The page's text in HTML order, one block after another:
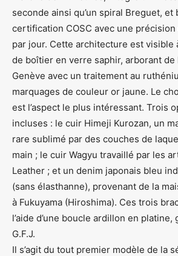
seconde ainsi qu’un spiral Breguet, et
certification COSC avec une
par jour. Cette architecture est visible
de boîtier en verre saphir, arborant de
Genève avec un traitement au
marquages de couleur or jaune. Le
est l’aspect le plus intéressant. Trois
incluses : le cuir Himeji Kurozan, un
rare sublimé par des couches de
main ; le cuir Wagyu travaillé par les
Leather ; et un denim japonais bleu
(sans élasthanne), provenant de la
à Fukuyama (Hiroshima). Ces trois
l’aide d’une boucle ardillon en
G.F.J.
Il s’agit du tout premier modèle de la